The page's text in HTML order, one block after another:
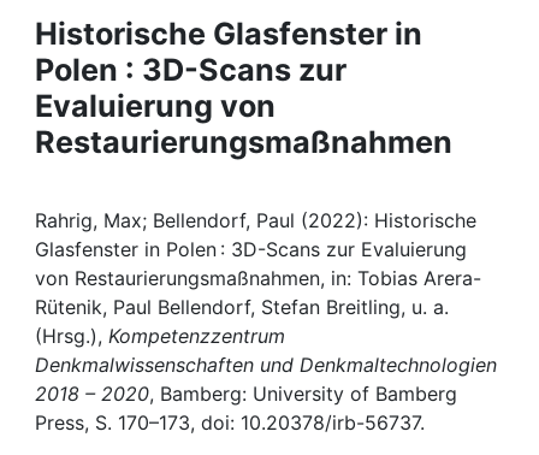
Projects
People
Institutions
Awards
My FIS
Help
Historische Glasfenster in
Polen : 3D-Scans zur
Evaluierung von
Restaurierungsmaßnahmen
Rahrig, Max; Bellendorf, Paul (2022): Historische
Glasfenster in Polen : 3D-Scans zur Evaluierung
von Restaurierungsmaßnahmen, in: Tobias Arera-
Rütenik, Paul Bellendorf, Stefan Breitling, u. a.
(Hrsg.), Kompetenzzentrum
Denkmalwissenschaften und Denkmaltechnologien
2018 – 2020, Bamberg: University of Bamberg
Press, S. 170–173, doi: 10.20378/irb-56737.